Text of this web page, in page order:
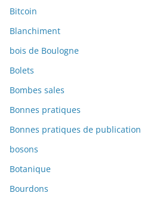
Bitcoin
Blanchiment
bois de Boulogne
Bolets
Bombes sales
Bonnes pratiques
Bonnes pratiques de publication
bosons
Botanique
Bourdons